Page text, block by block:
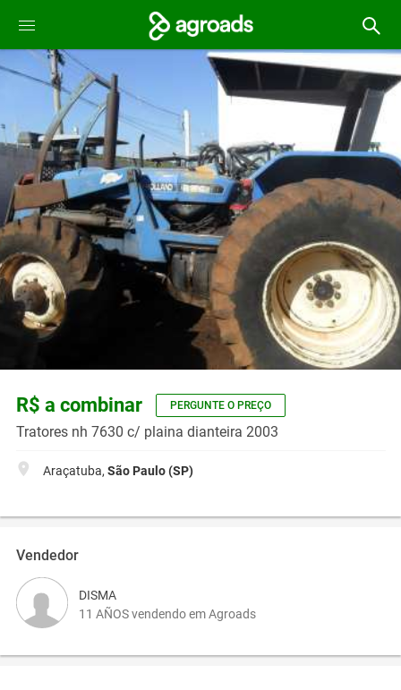
R$ a combinar PERGUNTE O PREÇO
Tratores nh 7630 c/ plaina dianteira 2003
Araçatuba, São Paulo (SP)
Vendedor
DISMA
11 AÑOS vendendo em Agroads